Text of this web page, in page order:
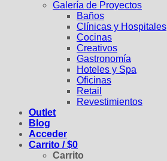
Galería de Proyectos
Baños
Clínicas y Hospitales
Cocinas
Creativos
Gastronomía
Hoteles y Spa
Oficinas
Retail
Revestimientos
Outlet
Blog
Acceder
Carrito /$0
Carrito